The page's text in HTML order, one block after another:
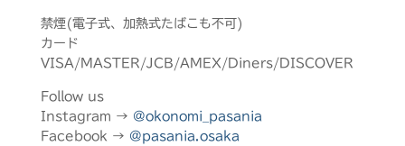
禁煙(電子式、加熱式たばこも不可)
カード
VISA/MASTER/JCB/AMEX/Diners/DISCOVER
Follow us
Instagram → @okonomi_pasania
Facebook → @pasania.osaka